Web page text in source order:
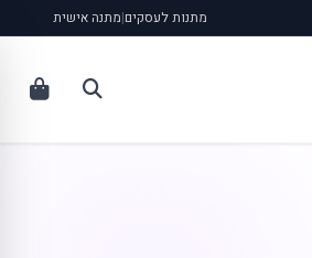
מתנות לעסקים|מתנה אישית